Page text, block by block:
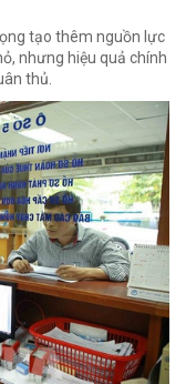
tạo thêm nguồn lực
nhưng hiệu quả chính
thủ.